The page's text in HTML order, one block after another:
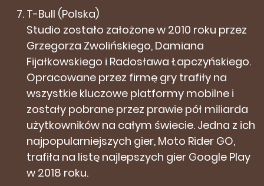
T-Bull (Polska)
Studio zostało założone w 2010 roku przez
Grzegorza Zwolińskiego, Damiana
Fijałkowskiego i Radosława Łapczyńskiego.
Opracowane przez firmę gry trafiły na
wszystkie kluczowe platformy mobilne i
zostały pobrane przez prawie pół miliarda
użytkowników na całym świecie. Jedna z ich
najpopularniejszych gier, Moto Rider GO,
trafiła na listę najlepszych gier Google Play
w 2018 roku.